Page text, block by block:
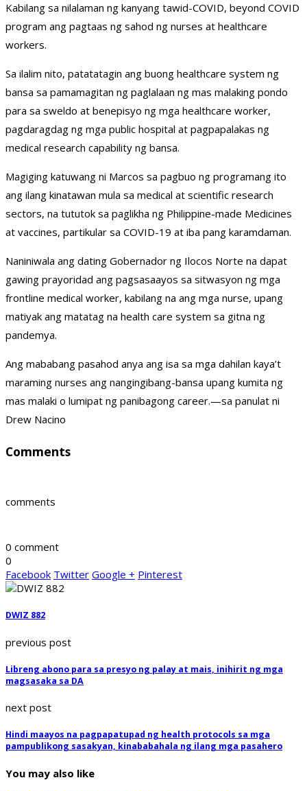
Kabilang sa nilalaman ng kanyang tawid-COVID, beyond COVID
program ang pagtaas ng sahod ng nurses at healthcare
workers.
Sa ilalim nito, patatatagin ang buong healthcare system ng
bansa sa pamamagitan ng paglalaan ng mas malaking pondo
para sa sweldo at benepisyo ng mga healthcare worker,
pagdaragdag ng mga public hospital at pagpapalakas ng
medical research capability ng bansa.
Magiging katuwang ni Marcos sa pagbuo ng programang ito
ang ilang kinatawan mula sa medical at scientific research
sectors, na tututok sa paglikha ng Philippine-made Medicines
at vaccines, partikular sa COVID-19 at iba pang karamdaman.
Naniniwala ang dating Gobernador ng Ilocos Norte na dapat
gawing prayoridad ang pagsasaayos sa sitwasyon ng mga
frontline medical worker, kabilang na ang mga nurse, upang
matiyak ang matatag na health care system sa gitna ng
pandemya.
Ang mababang pasahod anya ang isa sa mga dahilan kaya’t
maraming nurses ang nangingibang-bansa upang kumita ng
mas malaki o lumipat ng panibagong career.—sa panulat ni
Drew Nacino
Comments
comments
0 comment
0
Facebook Twitter Google + Pinterest
DWIZ 882
previous post
Libreng abono para sa presyo ng palay at mais, inihirit ng mga
magsasaka sa DA
next post
Hindi maayos na pagpapatupad ng health protocols sa mga
pampublikong sasakyan, kinababahala ng ilang mga pasahero
You may also like